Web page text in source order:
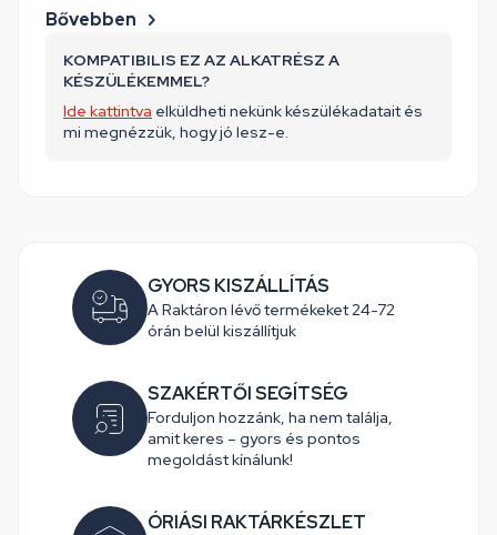
Bővebben
KOMPATIBILIS EZ AZ ALKATRÉSZ A
KÉSZÜLÉKEMMEL?
Ide kattintva elküldheti nekünk készülékadatait és
mi megnézzük, hogy jó lesz-e.
GYORS KISZÁLLÍTÁS
A Raktáron lévő termékeket 24-72
órán belül kiszállítjuk
SZAKÉRTŐI SEGÍTSÉG
Forduljon hozzánk, ha nem találja,
amit keres – gyors és pontos
megoldást kínálunk!
ÓRIÁSI RAKTÁRKÉSZLET